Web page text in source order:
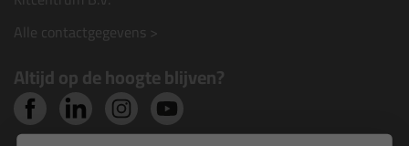
Alle contactgegevens >
Altijd op de hoogte blijven?